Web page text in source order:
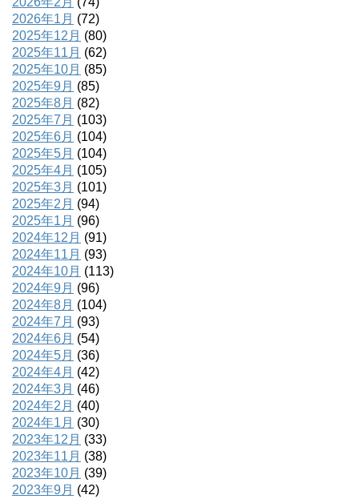
2026年1月 (72)
2025年12月 (80)
2025年11月 (62)
2025年10月 (85)
2025年9月 (85)
2025年8月 (82)
2025年7月 (103)
2025年6月 (104)
2025年5月 (104)
2025年4月 (105)
2025年3月 (101)
2025年2月 (94)
2025年1月 (96)
2024年12月 (91)
2024年11月 (93)
2024年10月 (113)
2024年9月 (96)
2024年8月 (104)
2024年7月 (93)
2024年6月 (54)
2024年5月 (36)
2024年4月 (42)
2024年3月 (46)
2024年2月 (40)
2024年1月 (30)
2023年12月 (33)
2023年11月 (38)
2023年10月 (39)
2023年9月 (42)